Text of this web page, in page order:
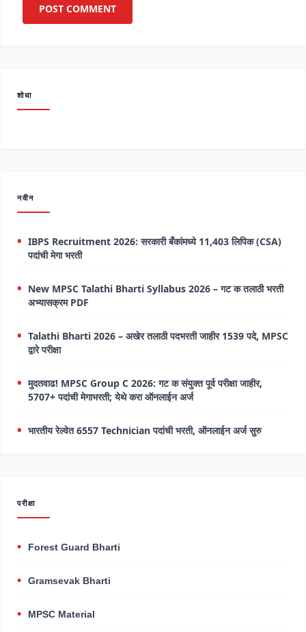
शोधा
नवीन
IBPS Recruitment 2026: सरकारी बँकांमध्ये 11,403 लिपिक (CSA)
पदांची मेगा भरती
New MPSC Talathi Bharti Syllabus 2026 – गट क तलाठी भरती
अभ्यासक्रम PDF
Talathi Bharti 2026 – अखेर तलाठी पदभरती जाहीर 1539 पदे, MPSC
द्वारे परीक्षा
मुदतवाढ! MPSC Group C 2026: गट क संयुक्त पूर्व परीक्षा जाहीर,
5707+ पदांची मेगाभरती; येथे करा ऑनलाईन अर्ज
भारतीय रेल्वेत 6557 Technician पदांची भरती, ऑनलाईन अर्ज सुरु
परीक्षा
Forest Guard Bharti
Gramsevak Bharti
MPSC Material